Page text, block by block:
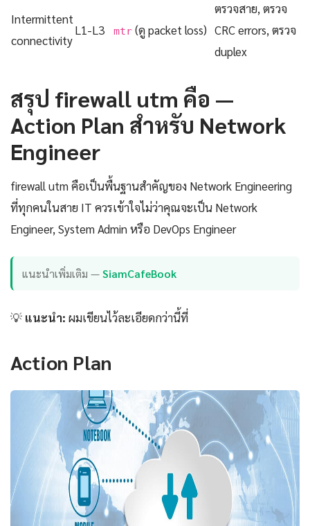
Intermittent
connectivity
L1-L3 mtr (ดู packet loss)
ตรวจสาย, ตรวจ
CRC errors, ตรวจ
duplex
สรุป firewall utm คือ —
Action Plan สำหรับ Network
Engineer
firewall utm คือเป็นพื้นฐานสำคัญของ Network Engineering
ที่ทุกคนในสาย IT ควรเข้าใจไม่ว่าคุณจะเป็น Network
Engineer, System Admin หรือ DevOps Engineer
แนะนำเพิ่มเติม —SiamCafeBook
💡 แนะนำ: ผมเขียนไว้ละเอียดกว่านี้ที่
Action Plan